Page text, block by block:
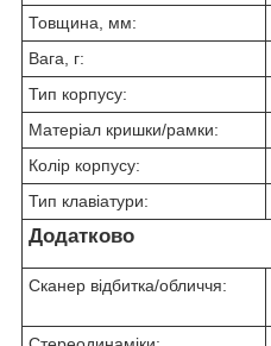
Товщина, мм:
Вага, г:
Тип корпусу:
Матеріал кришки/рамки:
Колір корпусу:
Тип клавіатури:
Додатково
Сканер відбитка/обличчя: